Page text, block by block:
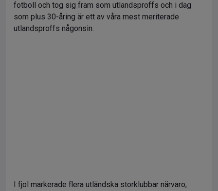
fotboll och tog sig fram som utlandsproffs och i dag
som plus 30-åring är ett av våra mest meriterade
utlandsproffs någonsin.
I fjol markerade flera utländska storklubbar närvaro,